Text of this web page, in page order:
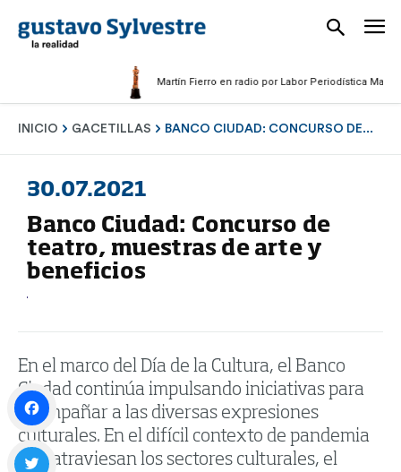
Martín Fierro en radio por Labor Periodística Masculina
INICIO GACETILLAS BANCO CIUDAD: CONCURSO DE...
30.07.2021
Banco Ciudad: Concurso de
teatro, muestras de arte y
beneficios
En el marco del Día de la Cultura, el Banco
Ciudad continúa impulsando iniciativas para
acompañar a las diversas expresiones
culturales. En el difícil contexto de pandemia
que atraviesan los sectores culturales, el
Facebook